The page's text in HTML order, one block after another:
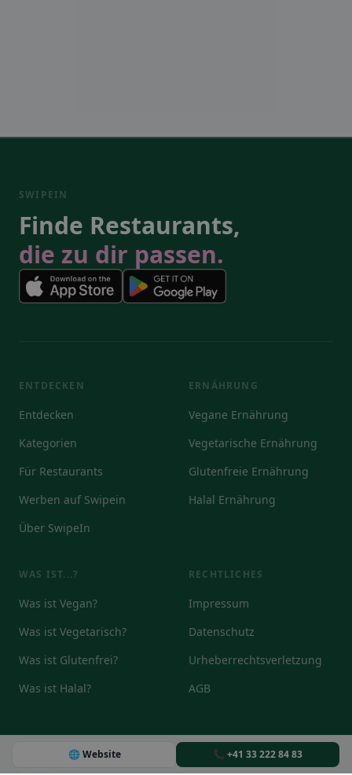
🌐 Website 📞 +41 33 222 84 83
SWIPEIN
Finde Restaurants,
die zu dir passen.
ENTDECKEN
Entdecken
Kategorien
Für Restaurants
Werben auf Swipein
Über SwipeIn
ERNÄHRUNG
Vegane Ernährung
Vegetarische Ernährung
Glutenfreie Ernährung
Halal Ernährung
WAS IST...?
Was ist Vegan?
Was ist Vegetarisch?
Was ist Glutenfrei?
Was ist Halal?
RECHTLICHES
Impressum
Datenschutz
Urheberrechtsverletzung
AGB
© 2026